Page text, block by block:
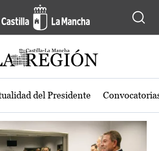
la región de Castilla-
del Presidente